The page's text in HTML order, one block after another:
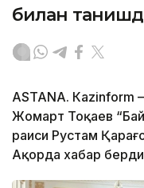
билан
ASTANА. Каzinform
Жомарт Тоқаев
раиси Рустам
Ақорда хабар